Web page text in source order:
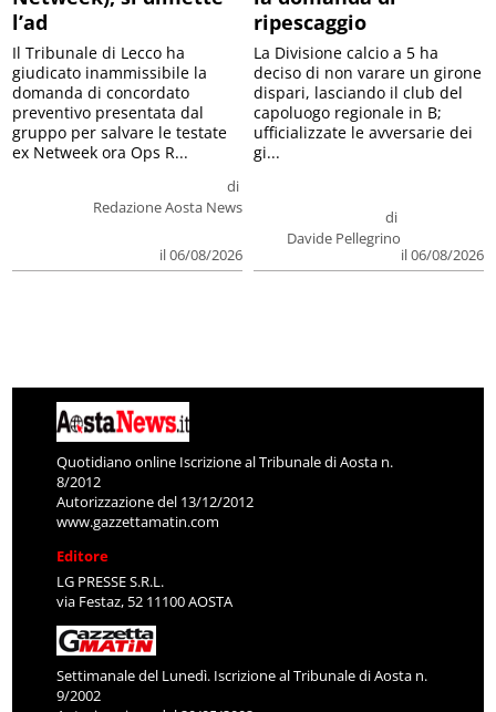
l’ad
di
Redazione Aosta News
il 06/08/2026
Il Tribunale di Lecco ha
giudicato inammissibile la
domanda di concordato
preventivo presentata dal
gruppo per salvare le testate
ex Netweek ora Ops R...
ripescaggio
di
Davide Pellegrino
il 06/08/2026
La Divisione calcio a 5 ha
deciso di non varare un girone
dispari, lasciando il club del
capoluogo regionale in B;
ufficializzate le avversarie dei
gi...
Quotidiano online Iscrizione al Tribunale di Aosta n.
8/2012
Autorizzazione del 13/12/2012
www.gazzettamatin.com
Editore
LG PRESSE S.R.L.
via Festaz, 52 11100 AOSTA
Settimanale del Lunedì. Iscrizione al Tribunale di Aosta n.
9/2002